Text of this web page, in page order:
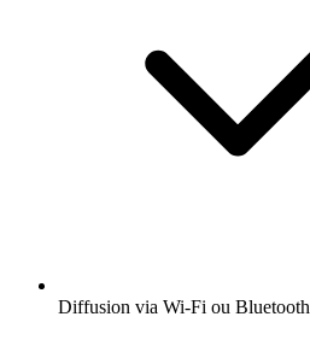
Diffusion via Wi-Fi ou Bluetooth